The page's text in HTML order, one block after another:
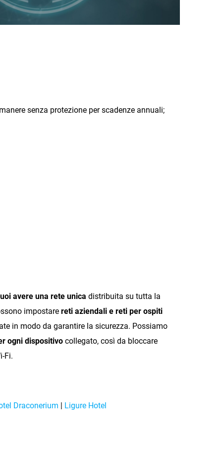
senza protezione per scadenze annuali;
avere una rete unica distribuita su tutta la
impostarereti aziendali e reti per ospiti
in modo da garantire la sicurezza. Possiamo
ogni dispositivo collegato, così da bloccare
Fi.
Draconerium Ligure Hotel